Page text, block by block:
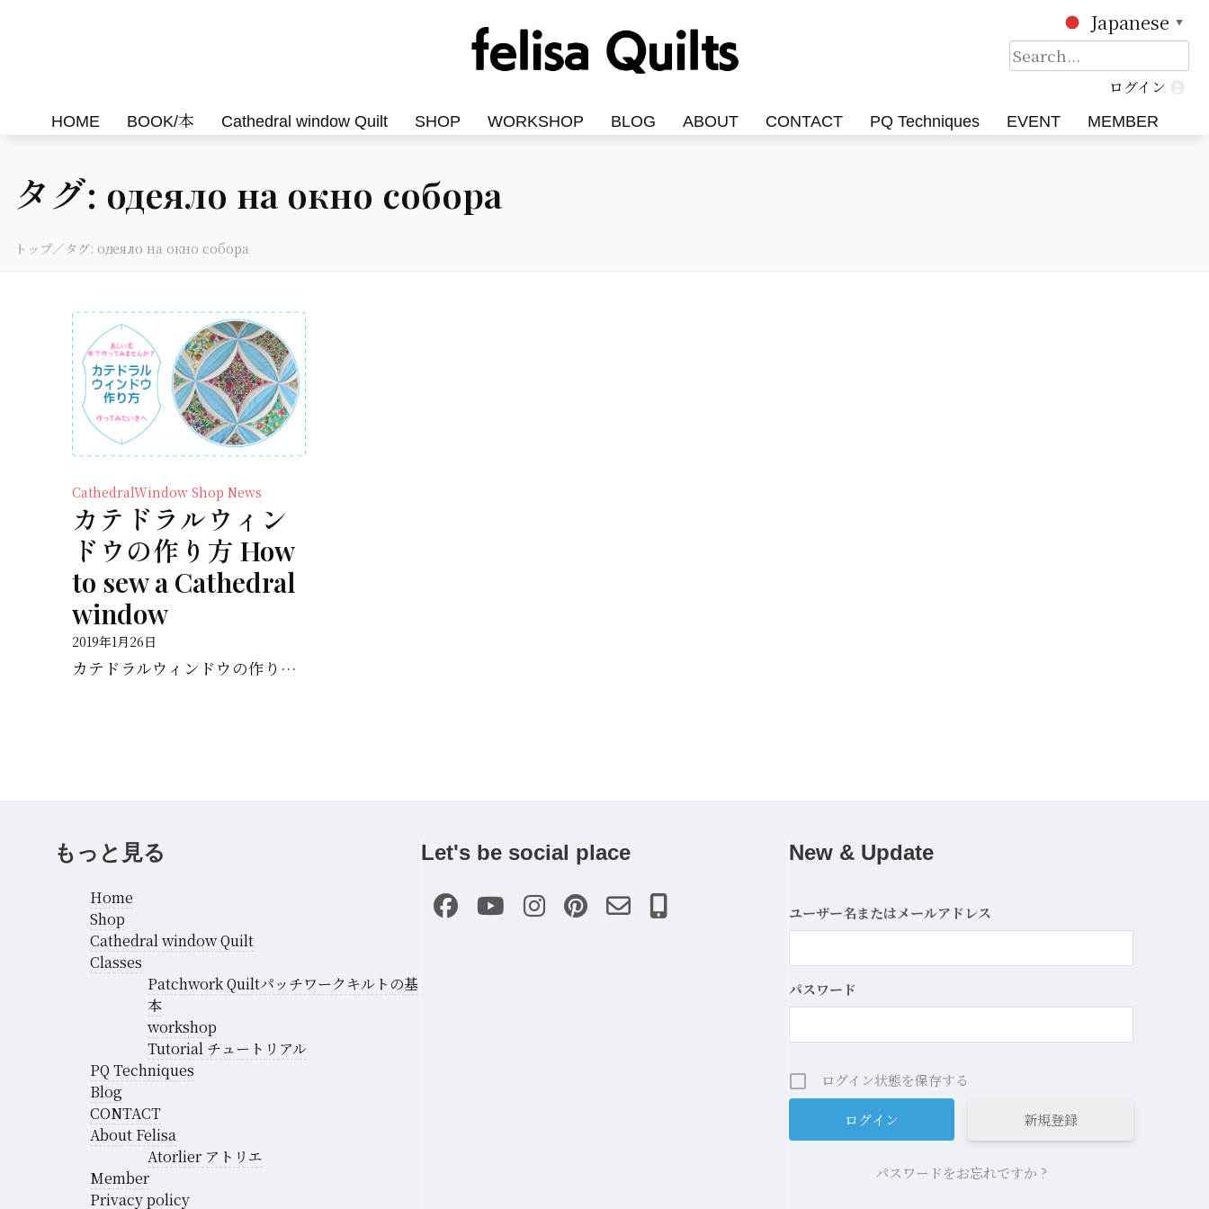
Japanese ▼
検
索:
ログイン
HOME BOOK/本 Cathedral window Quilt SHOP WORKSHOP BLOG ABOUT CONTACT PQ Techniques EVENT MEMBER
タグ: одеяло на окно собора
トップ／タグ: одеяло на окно собора
CathedralWindow Shop News
カテドラルウィン
ドウの作り方 How
to sew a Cathedral
window
2019年1月26日
カテドラルウィンドウの作り方
もっと見る
Home
Shop
Cathedral window Quilt
Classes
Patchwork Quiltパッチワークキルトの基
本
workshop
Tutorial チュートリアル
PQ Techniques
Blog
CONTACT
About Felisa
Atorlier アトリエ
Member
Privacy policy
Let's be social place New & Update
ユーザー名またはメールアドレス
パスワード
ログイン状態を保存する
新規登録
パスワードをお忘れですか ?